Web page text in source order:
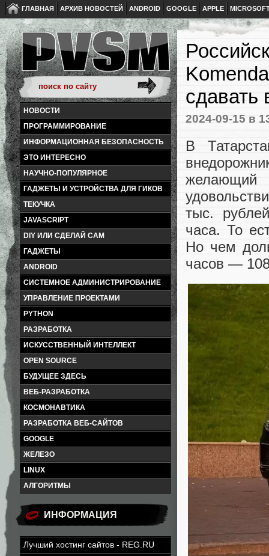
ГЛАВНАЯ АРХИВ НОВОСТЕЙ ANDROID GOOGLE APPLE
НОВОСТИ
ПРОГРАММИРОВАНИЕ
ИНФОРМАЦИОННАЯ БЕЗОПАСНОСТЬ
ЭТО ИНТЕРЕСНО
НАУЧНО-ПОПУЛЯРНОЕ
ГАДЖЕТЫ И УСТРОЙСТВА ДЛЯ ГИКОВ
ТЕКУЧКА
JAVASCRIPT
DIY ИЛИ СДЕЛАЙ САМ
ГАДЖЕТЫ
ANDROID
СИСТЕМНОЕ АДМИНИСТРИРОВАНИЕ
УПРАВЛЕНИЕ ПРОЕКТАМИ
PYTHON
РАЗРАБОТКА
ИСКУССТВЕННЫЙ ИНТЕЛЛЕКТ
OPEN SOURCE
БУДУЩЕЕ ЗДЕСЬ
ВЕБ-РАЗРАБОТКА
КОСМОНАВТИКА
РАЗРАБОТКА ВЕБ-САЙТОВ
GOOGLE
ЖЕЛЕЗО
LINUX
АЛГОРИТМЫ
ИНФОРМАЦИЯ
Лучший хостинг сайтов - REG.RU
сдавать
2024-09-15 в
В
желающий
тыс.
часа. То
Но чем
часов —